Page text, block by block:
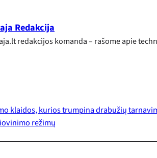
Redakcija
redakcijos komanda – rašome apie
klaidos, kurios trumpina drabužių
režimų